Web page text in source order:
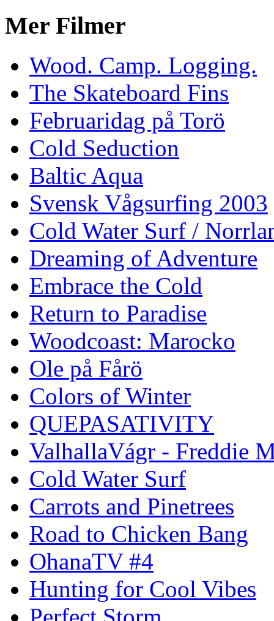
Mer Filmer
Wood. Camp. Logging.
The Skateboard Fins
Februaridag på Torö
Cold Seduction
Baltic Aqua
Svensk Vågsurfing 2003
Cold Water Surf /
Dreaming of Adventure
Embrace the Cold
Return to Paradise
Woodcoast: Marocko
Ole på Fårö
Colors of Winter
QUEPASATIVITY
ValhallaVágr - Freddie
Cold Water Surf
Carrots and Pinetrees
Road to Chicken Bang
OhanaTV #4
Hunting for Cool Vibes